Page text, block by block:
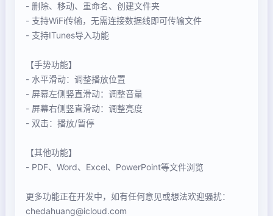
- 删除、移动、重命名、创建文件夹
- 支持WiFi传输，无需连接数据线即可传输文件
- 支持ITunes导入功能
【手势功能】
- 水平滑动：调整播放位置
- 屏幕左侧竖直滑动：调整音量
- 屏幕右侧竖直滑动：调整亮度
- 双击：播放/暂停
【其他功能】
- PDF、Word、Excel、PowerPoint等文件浏览
更多功能正在开发中，如有任何意见或想法欢迎骚扰：
chedahuang@icloud.com